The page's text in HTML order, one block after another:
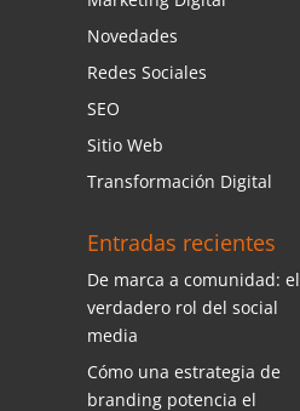
Novedades
Redes Sociales
SEO
Sitio Web
Transformación Digital
Entradas recientes
De marca a comunidad: el
verdadero rol del social
media
Cómo una estrategia de
branding potencia el